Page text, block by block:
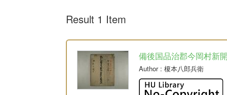
Result 1 Item
備後国品治郡今岡村新
Author: 榎本八郎兵衛